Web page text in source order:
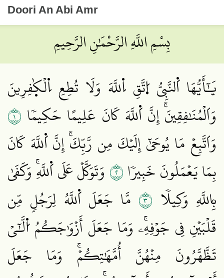
Doori An Abi Amr
بِسْمِ اللَّهِ الرَّحْمَٰنِ الرَّحِيمِ
يَٰٓأَيُّهَا اَ۬لنَّبِيُّ اُ۪تَّقِ اِ۬للَّهَ وَلَا تُطِعِ اِ۬لۡكٰ۪فِرِينَ
وَاَلۡمُنَٰفِقِينَۚ إِنَّ اَ۬للَّهَ كَانَ عَلِيمًا حَكِيمٗا ١
وَاَتَّبِعۡ مَا يُوحَىٰٓ إِلَيۡكَ مِن رَّبِّكَۚ إِنَّ اَ۬للَّهَ كَانَ
بِمَا يَعۡمَلُونَ خَبِيرٗا٢ وَتَوَكَّلۡ عَلَى اَ۬للَّهِۚ وَكَفَىٰ
بِاللَّهِ وَكِيلٗا ٣ مَّا جَعَلَ اَ۬للَّهُ لِرَجُلٖ مِّن
قَلۡبَيۡنِ فِي جَوۡفِهِۦۚ وَمَا جَعَلَ أَزۡوَٰجَكُمُ اُ۬لَّٰٓيۡ
تَظَّهَّرُونَ مِنۡهُنَّ أُمَّهَٰتِكُمۡۚ وَمَا جَعَلَ